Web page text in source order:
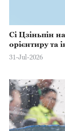
Сі Цзіньпін
орієнтиру та
31-Jul-2026